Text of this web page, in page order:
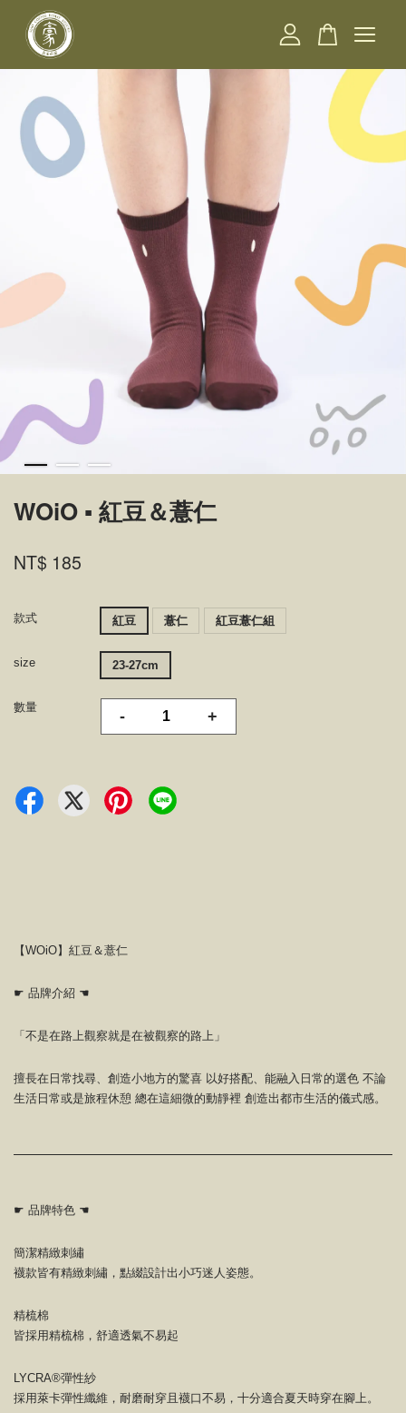
WOiO ▪ 紅豆＆薏仁
NT$ 185
款式 紅豆 薏仁 紅豆薏仁組
size 23-27cm
數量
- +
【WOiO】紅豆＆薏仁
☛ 品牌介紹 ☚
「不是在路上觀察就是在被觀察的路上」
擅長在日常找尋、創造小地方的驚喜 以好搭配、能融入日常的選色 不論
生活日常或是旅程休憩 總在這細微的動靜裡 創造出都市生活的儀式感。
☛ 品牌特色 ☚
簡潔精緻刺繡
襪款皆有精緻刺繡，點綴設計出小巧迷人姿態。
精梳棉
皆採用精梳棉，舒適透氣不易起
LYCRA®彈性紗
採用萊卡彈性纖維，耐磨耐穿且襪口不易，十分適合夏天時穿在腳上。
您的購物車目前還是空的。
繼續購物